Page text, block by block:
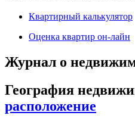
Квартирный калькулятор
Оценка квартир он-лайн
Журнал о
География
расположение